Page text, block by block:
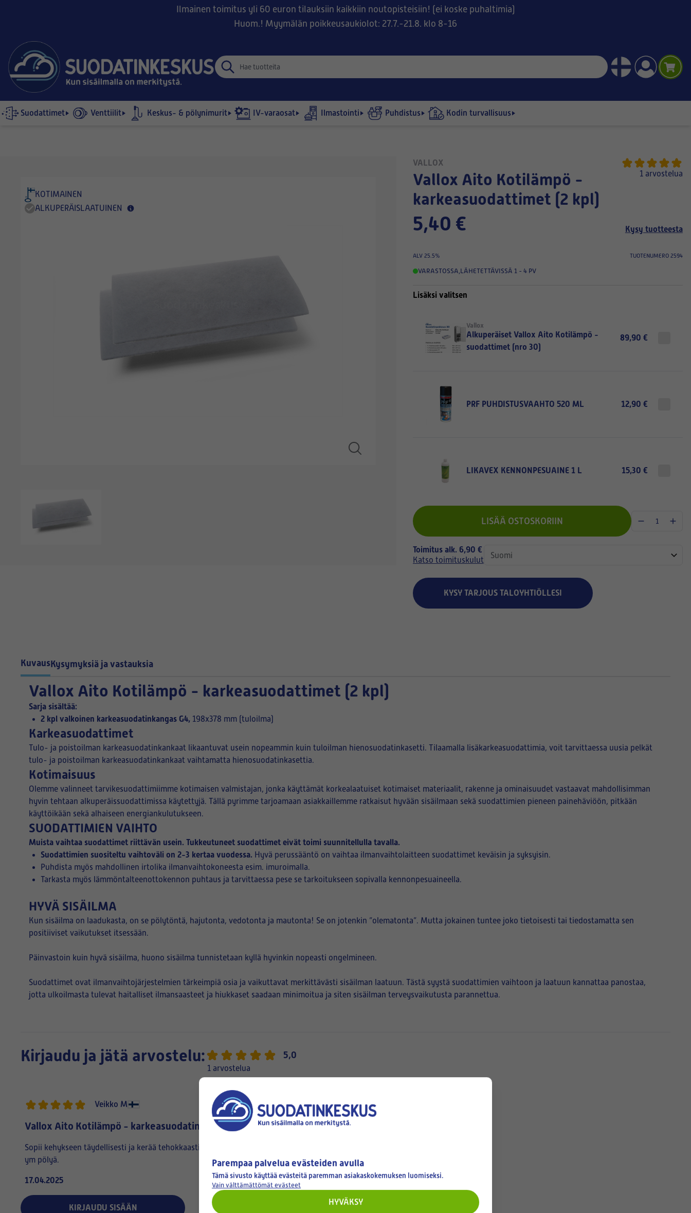
Ilmainen toimitus yli 60 euron tilauksiin kaikkiin noutopisteisiin! (ei koske puhaltimia)
Huom.! Myymälän poikkeusaukiolot: 27.7.-21.8. klo 8-16
Suodattimet Venttiilit Keskus- & pölynimurit IV-varaosat Ilmastointi Puhdistus Kodin turvallisuus
KOTIMAINEN
ALKUPERÄISLAATUINEN
VALLOX
Vallox Aito Kotilämpö -
karkeasuodattimet (2 kpl)
1 arvostelua
5,40 € Kysy tuotteesta
ALV 25.5% TUOTENUMERO 2594
VARASTOSSA,LÄHETETTÄVISSÄ 1 - 4 PV
Lisäksi valitsen
Vallox
Alkuperäiset Vallox Aito Kotilämpö -
suodattimet (nro 30)
89,90 €
PRF PUHDISTUSVAAHTO 520 ML 12,90 €
LIKAVEX KENNONPESUAINE 1 L 15,30 €
LISÄÄ OSTOSKORIIN
Toimitus alk. 6,90 €
Katso toimituskulut
KYSY TARJOUS TALOYHTIÖLLESI
KuvausKysymyksiä ja vastauksia
Vallox Aito Kotilämpö - karkeasuodattimet (2 kpl)
Sarja sisältää:
2 kpl valkoinen karkeasuodatinkangas G4, 198x378 mm (tuloilma)
Karkeasuodattimet
Tulo- ja poistoilman karkeasuodatinkankaat likaantuvat usein nopeammin kuin tuloilman hienosuodatinkasetti. Tilaamalla lisäkarkeasuodattimia, voit tarvittaessa uusia pelkät
tulo- ja poistoilman karkeasuodatinkankaat vaihtamatta hienosuodatinkasettia.
Kotimaisuus
Olemme valinneet tarvikesuodattimiimme kotimaisen valmistajan, jonka käyttämät korkealaatuiset kotimaiset materiaalit, rakenne ja ominaisuudet vastaavat mahdollisimman
hyvin tehtaan alkuperäissuodattimissa käytettyjä. Tällä pyrimme tarjoamaan asiakkaillemme ratkaisut hyvään sisäilmaan sekä suodattimien pieneen painehäviöön, pitkään
käyttöikään sekä alhaiseen energiankulutukseen.
SUODATTIMIEN VAIHTO
Muista vaihtaa suodattimet riittävän usein. Tukkeutuneet suodattimet eivät toimi suunnitellulla tavalla.
Suodattimien suositeltu vaihtoväli on 2-3 kertaa vuodessa. Hyvä perussääntö on vaihtaa ilmanvaihtolaitteen suodattimet keväisin ja syksyisin.
Puhdista myös mahdollinen irtolika ilmanvaihtokoneesta esim. imuroimalla.
Tarkasta myös lämmöntalteenottokennon puhtaus ja tarvittaessa pese se tarkoitukseen sopivalla kennonpesuaineella.
HYVÄ SISÄILMA
Kun sisäilma on laadukasta, on se pölytöntä, hajutonta, vedotonta ja mautonta! Se on jotenkin ”olematonta”. Mutta jokainen tuntee joko tietoisesti tai tiedostamatta sen
positiiviset vaikutukset itsessään.
Päinvastoin kuin hyvä sisäilma, huono sisäilma tunnistetaan kyllä hyvinkin nopeasti ongelmineen.
Suodattimet ovat ilmanvaihtojärjestelmien tärkeimpiä osia ja vaikuttavat merkittävästi sisäilman laatuun. Tästä syystä suodattimien vaihtoon ja laatuun kannattaa panostaa,
jotta ulkoilmasta tulevat haitalliset ilmansaasteet ja hiukkaset saadaan minimoitua ja siten sisäilman terveysvaikutusta parannettua.
Kirjaudu ja jätä arvostelu: 5,0
1 arvostelua
Veikko M
Vallox Aito Kotilämpö - karkeasuodatin
Sopii kehykseen täydellisesti ja kerää tehokkaasti siite-
ym pölyä.
17.04.2025
KIRJAUDU SISÄÄN
Parempaa palvelua evästeiden avulla
Tämä sivusto käyttää evästeitä paremman asiakaskokemuksen luomiseksi.
Vain välttämättömät evästeet
HYVÄKSY